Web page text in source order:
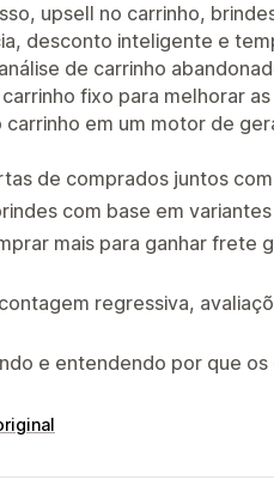
upsell no carrinho,
desconto inteligente e
de carrinho
fixo para melhorar
em um motor de
de comprados juntos
com base em
mais para ganhar frete
regressiva,
e entendendo por que